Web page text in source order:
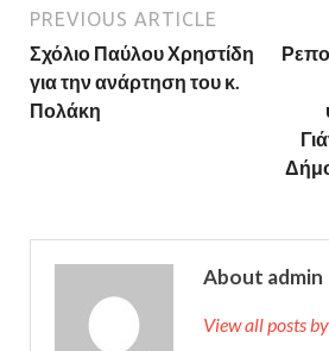
PREVIOUS ARTICLE
Σχόλιο Παύλου Χρηστίδη
για την ανάρτηση του κ.
Πολάκη
About admin
View all posts